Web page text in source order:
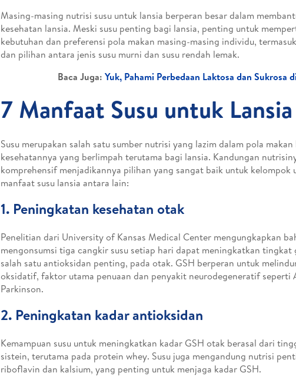
Masing-masing nutrisi susu untuk lansia berperan besar dalam
kesehatan lansia. Meski susu penting bagi lansia, penting untuk
kebutuhan dan preferensi pola makan masing-masing individu,
dan pilihan antara jenis susu murni dan susu rendah lemak.
Baca Juga: Yuk, Pahami Perbedaan Laktosa dan Sukrosa
7 Manfaat Susu untuk Lansia
Susu merupakan salah satu sumber nutrisi yang lazim dalam pola
kesehatannya yang berlimpah terutama bagi lansia. Kandungan
komprehensif menjadikannya pilihan yang sangat baik untuk kelompok
manfaat susu lansia antara lain:
1. Peningkatan kesehatan otak
Penelitian dari University of Kansas Medical Center mengungkapkan
mengonsumsi tiga cangkir susu setiap hari dapat meningkatkan tingkat
salah satu antioksidan penting, pada otak. GSH berperan untuk
oksidatif, faktor utama penuaan dan penyakit neurodegeneratif seperti
Parkinson.
2. Peningkatan kadar antioksidan
Kemampuan susu untuk meningkatkan kadar GSH otak berasal dari
sistein, terutama pada protein whey. Susu juga mengandung nutrisi
riboflavin dan kalsium, yang penting untuk menjaga kadar GSH.